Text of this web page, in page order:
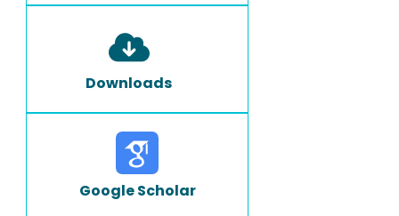
Downloads
Google Scholar